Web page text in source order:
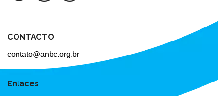
CONTACTO
contato@anbc.org.br
Enlaces